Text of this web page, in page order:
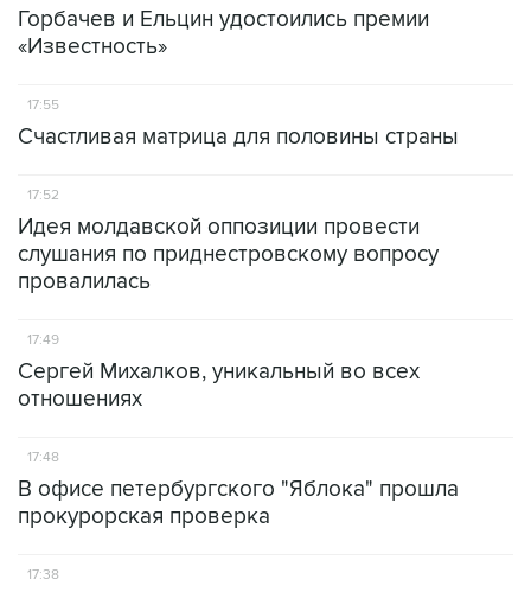
Горбачев и Ельцин удостоились премии
«Известность»
17:55
Счастливая матрица для половины страны
17:52
Идея молдавской оппозиции провести
слушания по приднестровскому вопросу
провалилась
17:49
Сергей Михалков, уникальный во всех
отношениях
17:48
В офисе петербургского "Яблока" прошла
прокурорская проверка
17:38